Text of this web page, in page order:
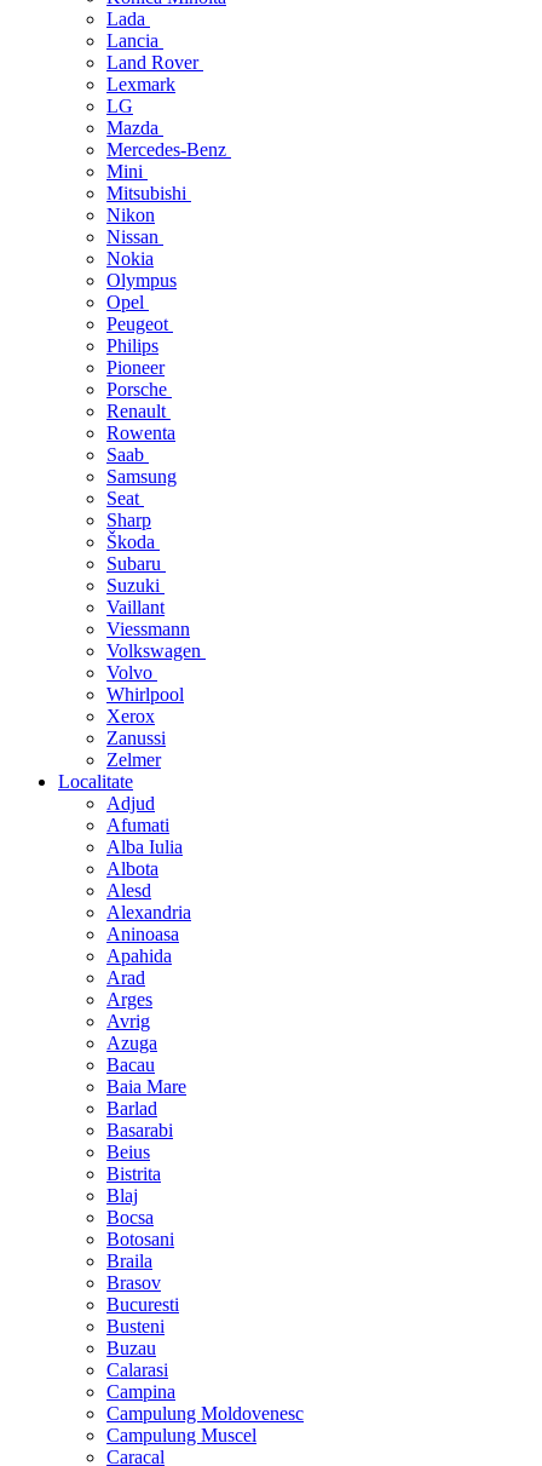
Lada
Lancia
Land Rover
Lexmark
LG
Mazda
Mercedes-Benz
Mini
Mitsubishi
Nikon
Nissan
Nokia
Olympus
Opel
Peugeot
Philips
Pioneer
Porsche
Renault
Rowenta
Saab
Samsung
Seat
Sharp
Škoda
Subaru
Suzuki
Vaillant
Viessmann
Volkswagen
Volvo
Whirlpool
Xerox
Zanussi
Zelmer
Localitate
Adjud
Afumati
Alba Iulia
Albota
Alesd
Alexandria
Aninoasa
Apahida
Arad
Arges
Avrig
Azuga
Bacau
Baia Mare
Barlad
Basarabi
Beius
Bistrita
Blaj
Bocsa
Botosani
Braila
Brasov
Bucuresti
Busteni
Buzau
Calarasi
Campina
Campulung Moldovenesc
Campulung Muscel
Caracal